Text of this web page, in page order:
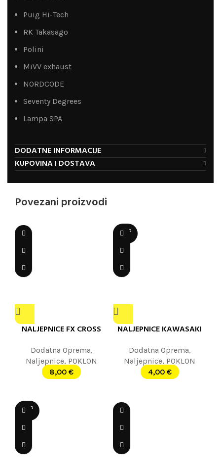
Puig Hi-Tech
RK Takasago
Polini
MiVV exhaust
NORDCODE
Seventy Degrees
Lampa SPA
DODATNE INFORMACIJE
KUPOVINA I DOSTAVA
Povezani proizvodi
NALJEPNICE FX CROSS
Dodatna Oprema,
Naljepnice, POKLON
8,00 €
SOLD
OUT
NALJEPNICE KAWASAKI
Dodatna Oprema,
Naljepnice, POKLON
4,00 €
SOLD
OUT